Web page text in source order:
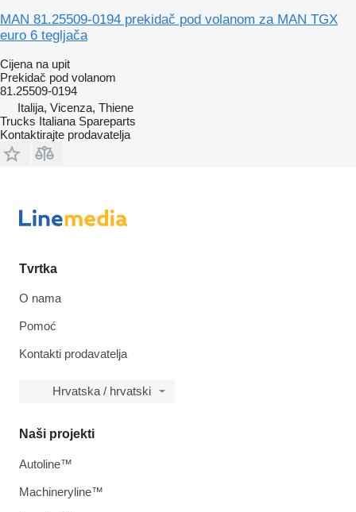
MAN 81.25509-0194 prekidač pod volanom za MAN TGX
euro 6 tegljača
Cijena na upit
Prekidač pod volanom
81.25509-0194
Italija, Vicenza, Thiene
Trucks Italiana Spareparts
Kontaktirajte prodavatelja
Tvrtka
O nama
Pomoć
Kontakti prodavatelja
Hrvatska / hrvatski
Naši projekti
Autoline™
Machineryline™